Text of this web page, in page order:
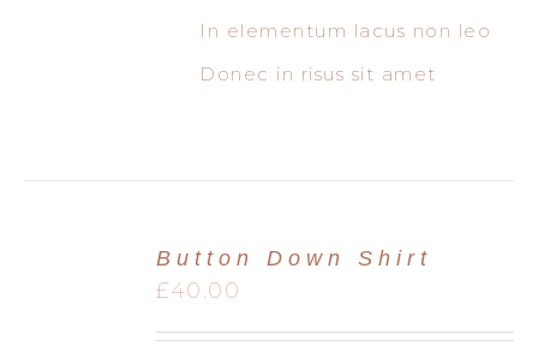
In elementum lacus non leo
Donec in risus sit amet
Button Down Shirt
£40.00